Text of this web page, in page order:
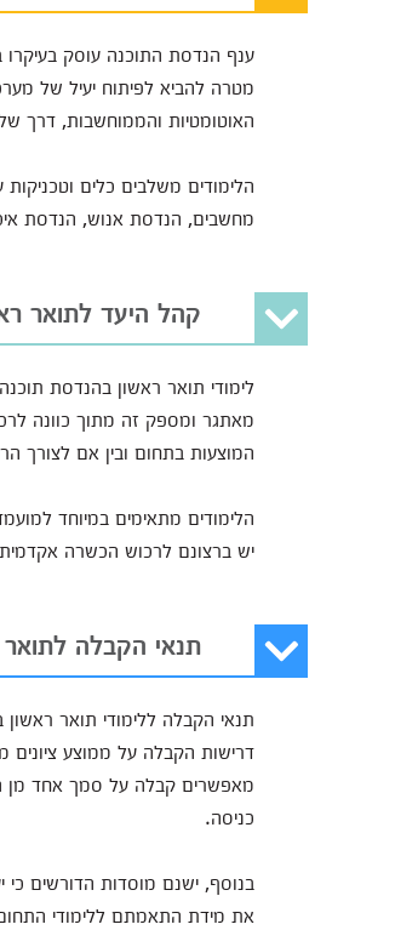
ענף הנדסת התוכנה עוסק בעיקרו
מטרה להביא לפיתוח יעיל של
האוטומטיות והממוחשבות, דרך
הלימודים משלבים כלים
מחשבים, הנדסת אנוש, הנדסת
קהל היעד לתואר
לימודי תואר ראשון בהנדסת
מאתגר ומספק זה מתוך כוונה
המוצעות בתחום ובין אם לצורך
הלימודים מתאימים במיוחד
יש ברצונם לרכוש הכשרה
תנאי הקבלה
תנאי הקבלה ללימודי תואר
דרישות הקבלה על ממוצע ציונים
מאפשרים קבלה על סמך אחד מן
כניסה.
בנוסף, ישנם מוסדות הדורשים כי
את מידת התאמתם ללימודי